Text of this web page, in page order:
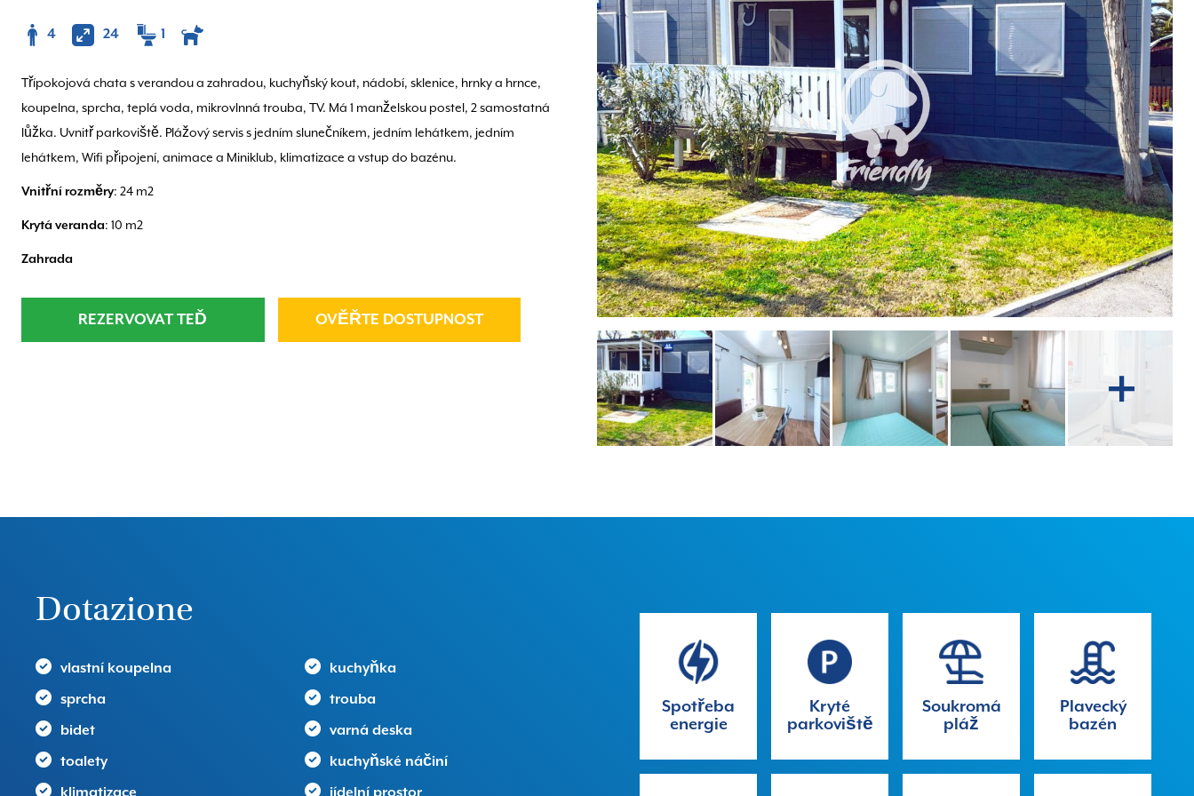
4 24 1
Třípokojová chata s verandou a zahradou, kuchyňský kout, nádobí, sklenice, hrnky a hrnce,
koupelna, sprcha, teplá voda, mikrovlnná trouba, TV. Má 1 manželskou postel, 2 samostatná
lůžka. Uvnitř parkoviště. Plážový servis s jedním slunečníkem, jedním lehátkem, jedním
lehátkem, Wifi připojení, animace a Miniklub, klimatizace a vstup do bazénu.
Vnitřní rozměry: 24 m2
Krytá veranda: 10 m2
Zahrada
REZERVOVAT TEĎ OVĚŘTE DOSTUPNOST
Dotazione
vlastní koupelna
sprcha
bidet
toalety
klimatizace
kuchyňka
trouba
varná deska
kuchyňské náčiní
jídelní prostor
Spotřeba
energie
Kryté
parkoviště
Soukromá
pláž
Plavecký
bazén